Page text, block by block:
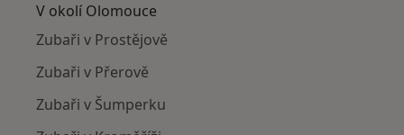
V okolí Olomouce
Zubaři v Prostějově
Zubaři v Přerově
Zubaři v Šumperku